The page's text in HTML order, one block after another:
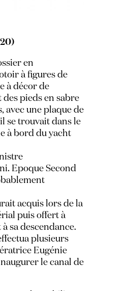
en
à figures de
à décor de
des pieds en sabre
avec une plaque de
se trouvait dans le
à bord du yacht
Epoque Second
acquis lors de la
puis offert à
sa descendance.
plusieurs
Eugénie
le canal de